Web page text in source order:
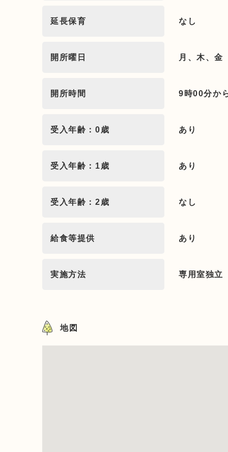
延長保育 なし
開所曜日 月、木、金
開所時間 9時00分か
受入年齢：0歳 あり
受入年齢：1歳 あり
受入年齢：2歳 なし
給食等提供 あり
実施方法 専用室独立
地図